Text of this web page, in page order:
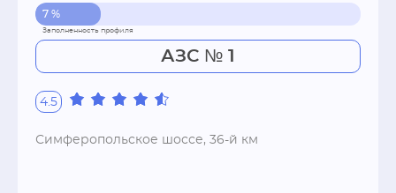
7 %
АЗС № 1
4.5
Симферопольское шоссе, 36-й км